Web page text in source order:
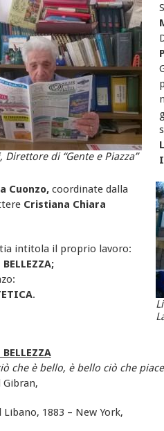
di “Gente e Piazza”
Cuonzo, coordinate dalla
Cristiana Chiara
intitola il proprio lavoro:
.
che è bello, è bello ciò che
Gibran,
1883 – New York,